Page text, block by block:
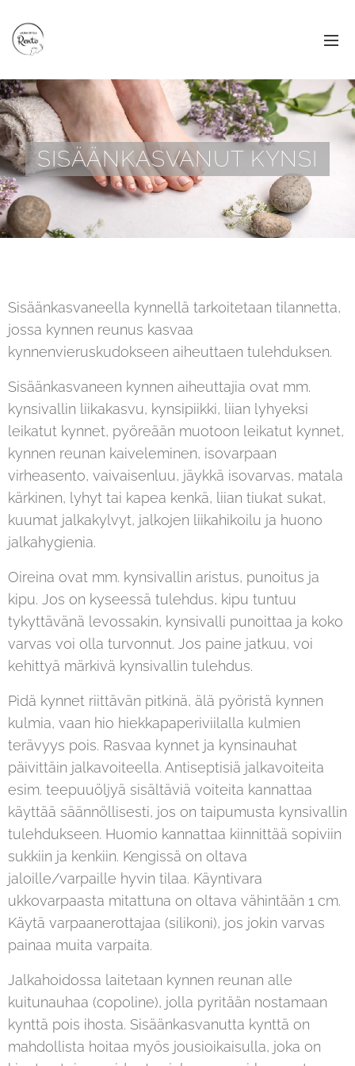
SISÄÄNKASVANUT KYNSI
Sisäänkasvaneella kynnellä tarkoitetaan tilannetta,
jossa kynnen reunus kasvaa
kynnenvieruskudokseen aiheuttaen tulehduksen.
Sisäänkasvaneen kynnen aiheuttajia ovat mm.
kynsivallin liikakasvu, kynsipiikki, liian lyhyeksi
leikatut kynnet, pyöreään muotoon leikatut kynnet,
kynnen reunan kaiveleminen, isovarpaan
virheasento, vaivaisenluu, jäykkä isovarvas, matala
kärkinen, lyhyt tai kapea kenkä, liian tiukat sukat,
kuumat jalkakylvyt, jalkojen liikahikoilu ja huono
jalkahygienia.
Oireina ovat mm. kynsivallin aristus, punoitus ja
kipu. Jos on kyseessä tulehdus, kipu tuntuu
tykyttävänä levossakin, kynsivalli punoittaa ja koko
varvas voi olla turvonnut. Jos paine jatkuu, voi
kehittyä märkivä kynsivallin tulehdus.
Pidä kynnet riittävän pitkinä, älä pyöristä kynnen
kulmia, vaan hio hiekkapaperiviilalla kulmien
terävyys pois. Rasvaa kynnet ja kynsinauhat
päivittäin jalkavoiteella. Antiseptisiä jalkavoiteita
esim. teepuuöljyä sisältäviä voiteita kannattaa
käyttää säännöllisesti, jos on taipumusta kynsivallin
tulehdukseen. Huomio kannattaa kiinnittää sopiviin
sukkiin ja kenkiin. Kengissä on oltava
jaloille/varpaille hyvin tilaa. Käyntivara
ukkovarpaasta mitattuna on oltava vähintään 1 cm.
Käytä varpaanerottajaa (silikoni), jos jokin varvas
painaa muita varpaita.
Jalkahoidossa laitetaan kynnen reunan alle
kuitunauhaa (copoline), jolla pyritään nostamaan
kynttä pois ihosta. Sisäänkasvanutta kynttä on
mahdollista hoitaa myös jousioikaisulla, joka on